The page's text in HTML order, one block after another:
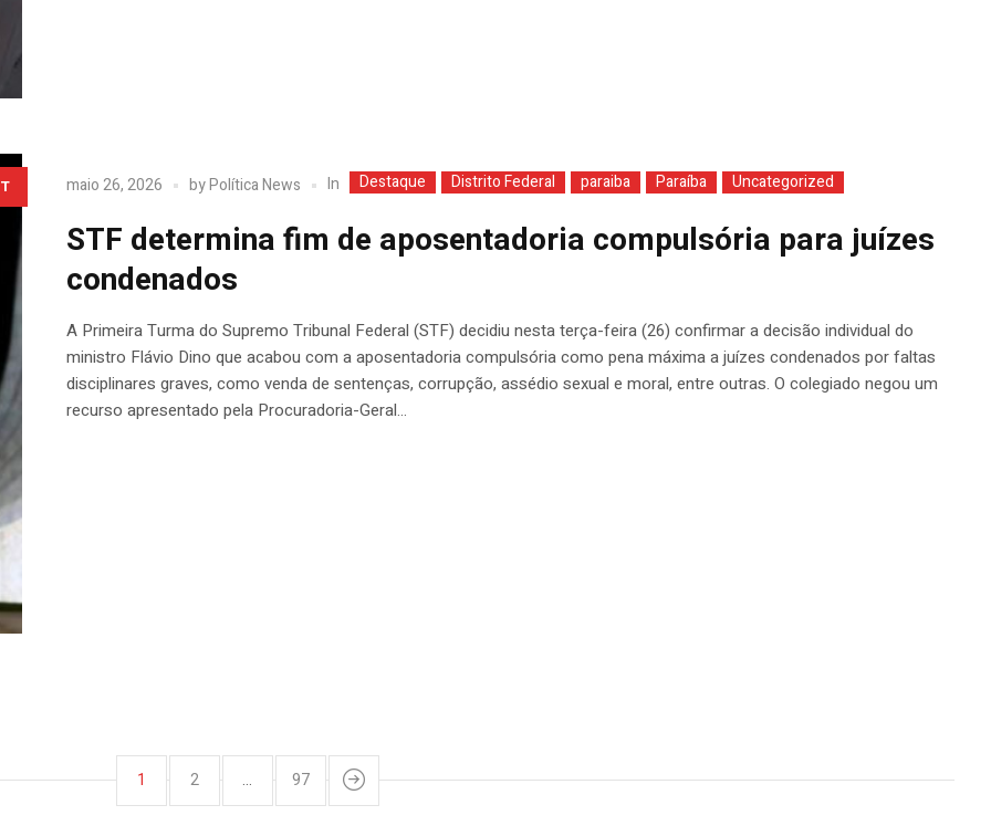
maio 26, 2026 byPolítica News In Destaque Distrito Federal paraiba Paraíba Uncategorized
STF determina fim de aposentadoria compulsória para juízes
condenados
A Primeira Turma do Supremo Tribunal Federal (STF) decidiu nesta terça-feira (26) confirmar a decisão individual do
ministro Flávio Dino que acabou com a aposentadoria compulsória como pena máxima a juízes condenados por faltas
disciplinares graves, como venda de sentenças, corrupção, assédio sexual e moral, entre outras. O colegiado negou um
recurso apresentado pela Procuradoria-Geral...
1 2 … 97